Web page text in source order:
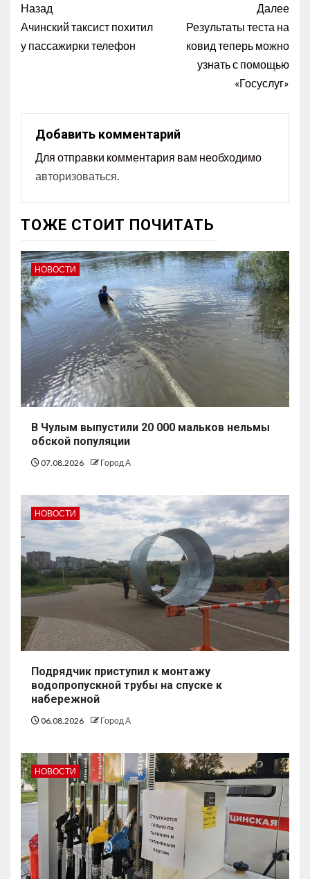
Назад
Ачинский таксист похитил
у пассажирки телефон
Далее
Результаты теста на
ковид теперь можно
узнать с помощью
«Госуслуг»
Добавить комментарий
Для отправки комментария вам необходимо
авторизоваться.
ТОЖЕ СТОИТ ПОЧИТАТЬ
НОВОСТИ
В Чулым выпустили 20 000 мальков нельмы
обской популяции
07.08.2026 Город А
НОВОСТИ
Подрядчик приступил к монтажу
водопропускной трубы на спуске к
набережной
06.08.2026 Город А
НОВОСТИ